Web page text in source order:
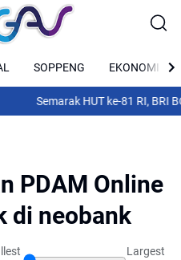
SOPPENG EKONOMI
Semarak HUT ke-81 RI, BRI BO
PDAM Online
di neobank
Largest